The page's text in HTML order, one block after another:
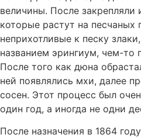
величины. После закрепляли
которые растут на песчаных
неприхотливые к песку
названием эрингиум, чем-то
После того как дюна
ней появлялись мхи, далее
сосен. Этот процесс был
один год, а иногда не одни
После назначения в 1864